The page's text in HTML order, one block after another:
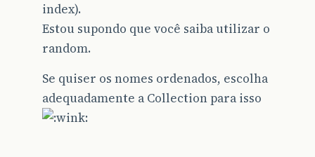
index).
Estou supondo que você saiba utilizar o
random.
Se quiser os nomes ordenados, escolha
adequadamente a Collection para isso